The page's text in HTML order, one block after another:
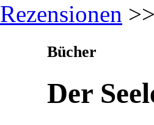
Rezensionen
Bücher
Der